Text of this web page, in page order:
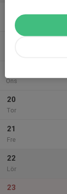
Mån
Ons
20
Tor
21
Fre
22
Lör
23